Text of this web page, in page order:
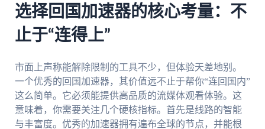
选择回国加速器的核心考量：不
止于“连得上”
市面上声称能解除限制的工具不少，但体验天差地别。
一个优秀的回国加速器，其价值远不止于帮你“连回国内”
这么简单。它必须能提供高品质的流媒体观看体验。这
意味着，你需要关注几个硬核指标。首先是线路的智能
与丰富度。优秀的加速器拥有遍布全球的节点，并能根